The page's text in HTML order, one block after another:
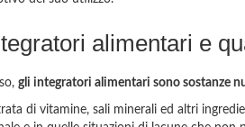
alimentari e
gli integratori alimentari sono sostanze
di vitamine, sali minerali ed altri